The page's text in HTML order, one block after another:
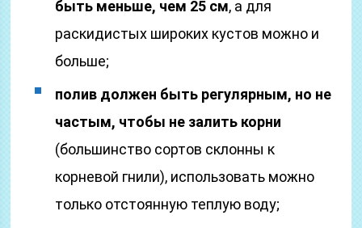
быть меньше, чем 25 см, а для
раскидистых широких кустов можно и
больше;
полив должен быть регулярным, но не
частым, чтобы не залить корни
(большинство сортов склонны к
корневой гнили), использовать можно
только отстоянную теплую воду;